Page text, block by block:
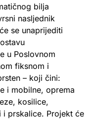
bilja
nasljednik
se unaprijediti
u Poslovnom
fiksnom i
– koji čini:
i mobilne, oprema
kosilice,
i prskalice. Projekt će